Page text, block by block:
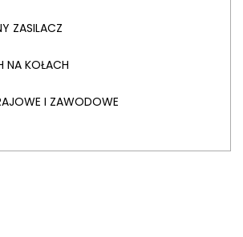
ZASILACZ
NA KOŁACH
I ZAWODOWE